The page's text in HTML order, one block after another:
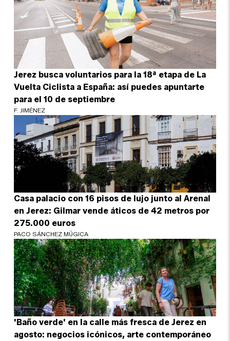
Jerez busca voluntarios para la 18ª etapa de La
Vuelta Ciclista a España: así puedes apuntarte
para el 10 de septiembre
F. JIMÉNEZ
Casa palacio con 16 pisos de lujo junto al Arenal
en Jerez: Gilmar vende áticos de 42 metros por
275.000 euros
PACO SÁNCHEZ MÚGICA
'Baño verde' en la calle más fresca de Jerez en
agosto: negocios icónicos, arte contemporáneo